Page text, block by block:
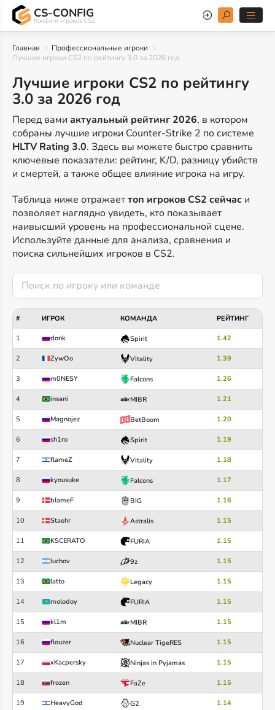
CS-CONFIG
Конфиги игроков CS2
Главная
Профессиональные игроки
Лучшие игроки CS2 по рейтингу 3.0 за 2026 год
Лучшие игроки CS2 по рейтингу
3.0 за 2026 год
Перед вами актуальный рейтинг 2026, в котором
собраны лучшие игроки Counter-Strike 2 по системе
HLTV Rating 3.0. Здесь вы можете быстро сравнить
ключевые показатели: рейтинг, K/D, разницу убийств
и смертей, а также общее влияние игрока на игру.
Таблица ниже отражаеттоп игроков CS2 сейчас и
позволяет наглядно увидеть, кто показывает
наивысший уровень на профессиональной сцене.
Используйте данные для анализа, сравнения и
поиска сильнейших игроков в CS2.
# ИГРОК КОМАНДА РЕЙТИНГ
1 donk Spirit 1.42
2 ZywOo Vitality 1.39
3 m0NESY Falcons 1.26
4 insani MIBR 1.21
5 Magnojez BetBoom 1.20
6 sh1ro Spirit 1.19
7 flameZ Vitality 1.18
8 kyousuke Falcons 1.17
9 blameF BIG 1.16
10 Staehr Astralis 1.15
11 KSCERATO FURIA 1.15
12 luchov 9z 1.15
13 latto Legacy 1.15
14 molodoy FURIA 1.15
15 kl1m MIBR 1.15
16 flouzer Nuclear TigeRES 1.15
17 xKacpersky Ninjas in Pyjamas 1.15
18 frozen FaZe 1.15
19 HeavyGod G2 1.14